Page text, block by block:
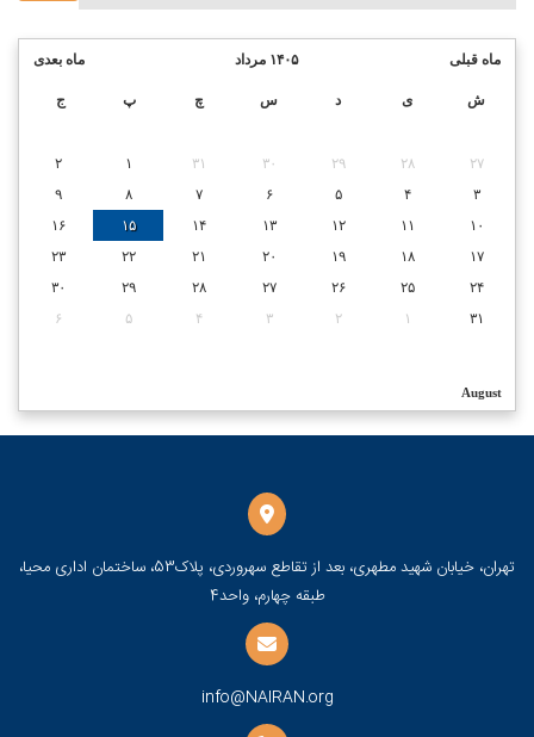
ماه بعدی ۱۴۰۵ مرداد ماه قبلی
ش ی د س چ پ ج
۲۷ ۲۸ ۲۹ ۳۰ ۳۱ ۱
۲
۳
۴ ۵ ۶ ۷ ۸
۹
۱۰
۱۱ ۱۲ ۱۳ ۱۴ ۱۵
۱۶
۱۷
۱۸ ۱۹ ۲۰ ۲۱ ۲۲
۲۳
۲۴
۲۵ ۲۶ ۲۷ ۲۸ ۲۹
۳۰
۳۱
۱ ۲ ۳ ۴ ۵ ۶
August
تهران، خیابان شهید مطهری، بعد از تقاطع سهروردی، پلاک53، ساختمان اداری محیا،
طبقه چهارم، واحد4
info@NAIRAN.org